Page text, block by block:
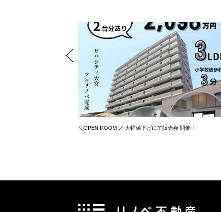
＼OPEN ROOM ／ 大幅値下げにて販売会 開催！